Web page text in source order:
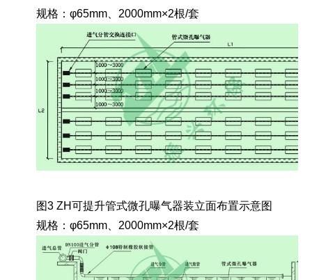
规格：φ65mm、2000mm×2根/套
图3 ZH可提升管式微孔曝气器装立面布置示意图
规格：φ65mm、2000mm×2根/套